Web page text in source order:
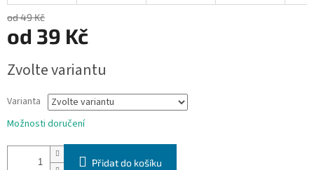
od 49 Kč
od 39 Kč
cena:
Zvolte variantu
Varianta
Možnosti doručení
Přidat do košíku